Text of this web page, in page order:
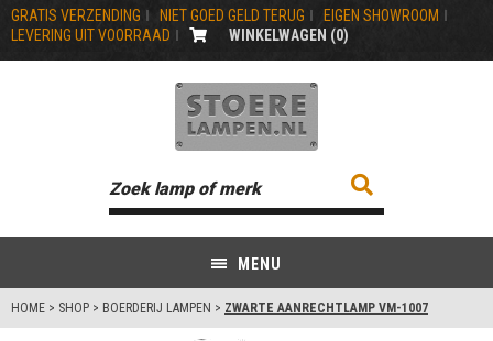
GRATIS VERZENDING NIET GOED GELD TERUG
EIGEN SHOWROOM
LEVERING UIT VOORRAAD
WINKELWAGEN (0)
MENU
HOME > SHOP > BOERDERIJ LAMPEN > ZWARTE AANRECHTLAMP VM-1007